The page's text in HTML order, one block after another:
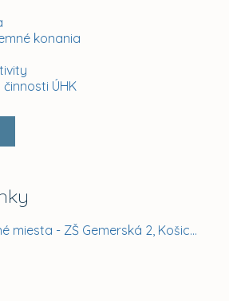
konania
ÚHK
Voľné pracovné miesta - ZŠ Gemerská 2, Košice -...